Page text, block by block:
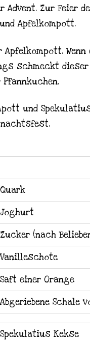
Zur Feier
Apfelkompott.
schmeckt
und
Quark
Joghurt
Zucker (nach
Vanilleschote
Saft einer Orange
Abgeriebene Schale
Spekulatius Kekse